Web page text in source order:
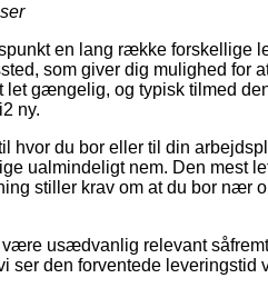
en lang række forskellige
som giver dig mulighed for
gængelig, og typisk tilmed
ny.
hvor du bor eller til din
ualmindeligt nem. Den mest
stiller krav om at du bor nær
usædvanlig relevant
ser den forventede leveringstid